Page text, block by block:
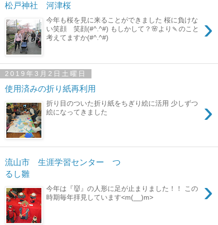
松戸神社 河津桜
›
今年も桜を見に来ることができました 桜に負けな
い笑顔 笑顔(#^.^#) もしかして？🌸より🍡のこと
考えてますか(#^.^#)
2019年3月2日土曜日
使用済みの折り紙再利用
›
折り目のついた折り紙をちぎり絵に活用 少しずつ
絵になってきました
流山市 生涯学習センター つ
るし雛
›
今年は『👹』の人形に足が止まりました！！ この
時期毎年拝見しています<m(__)m>